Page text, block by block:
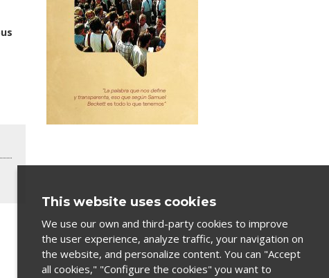
This website uses cookies
We use our own and third-party cookies to improve
the user experience, analyze traffic, your navigation on
the website, and personalize content. You can "Accept
all cookies," "Configure the cookies" you want to